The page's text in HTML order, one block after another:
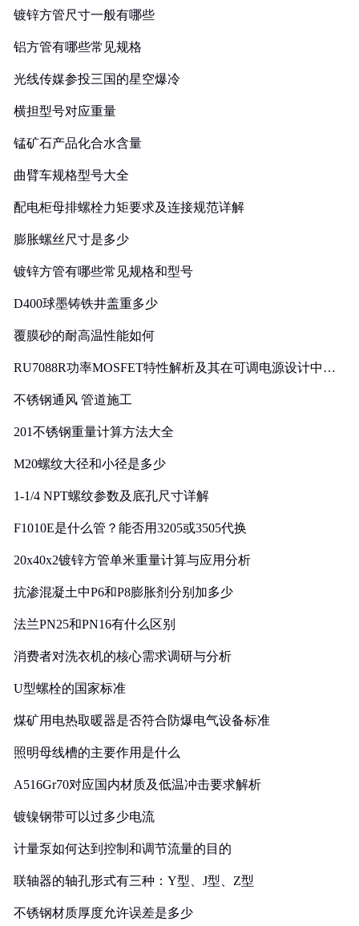
镀锌方管尺寸一般有哪些
铝方管有哪些常见规格
光线传媒参投三国的星空爆冷
横担型号对应重量
锰矿石产品化合水含量
曲臂车规格型号大全
配电柜母排螺栓力矩要求及连接规范详解
膨胀螺丝尺寸是多少
镀锌方管有哪些常见规格和型号
D400球墨铸铁井盖重多少
覆膜砂的耐高温性能如何
RU7088R功率MOSFET特性解析及其在可调电源设计中的
不锈钢通风 管道施工
201不锈钢重量计算方法大全
M20螺纹大径和小径是多少
1-1/4 NPT螺纹参数及底孔尺寸详解
F1010E是什么管？能否用3205或3505代换
20x40x2镀锌方管单米重量计算与应用分析
抗渗混凝土中P6和P8膨胀剂分别加多少
法兰PN25和PN16有什么区别
消费者对洗衣机的核心需求调研与分析
U型螺栓的国家标准
煤矿用电热取暖器是否符合防爆电气设备标准
照明母线槽的主要作用是什么
A516Gr70对应国内材质及低温冲击要求解析
镀镍钢带可以过多少电流
计量泵如何达到控制和调节流量的目的
联轴器的轴孔形式有三种：Y型、J型、Z型
不锈钢材质厚度允许误差是多少